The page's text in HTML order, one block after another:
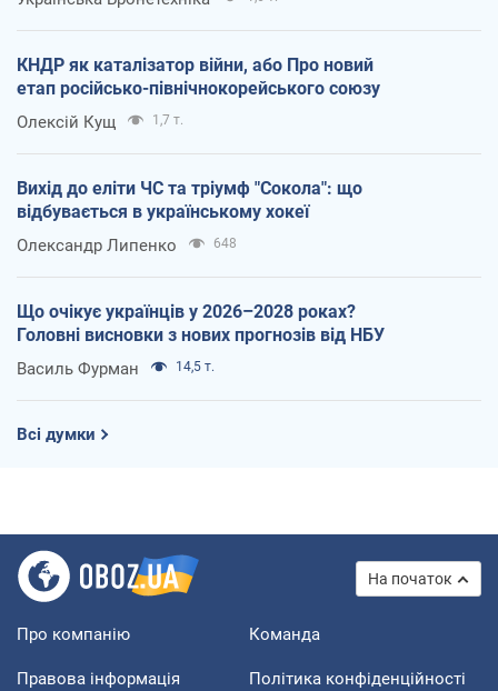
КНДР як каталізатор війни, або Про новий
етап російсько-північнокорейського союзу
Олексій Кущ 1,7 т.
Вихід до еліти ЧС та тріумф "Сокола": що
відбувається в українському хокеї
Олександр Липенко 648
Що очікує українців у 2026–2028 роках?
Головні висновки з нових прогнозів від НБУ
Василь Фурман 14,5 т.
Всі думки
На початок
Про компанію Команда
Правова інформація Політика конфіденційності